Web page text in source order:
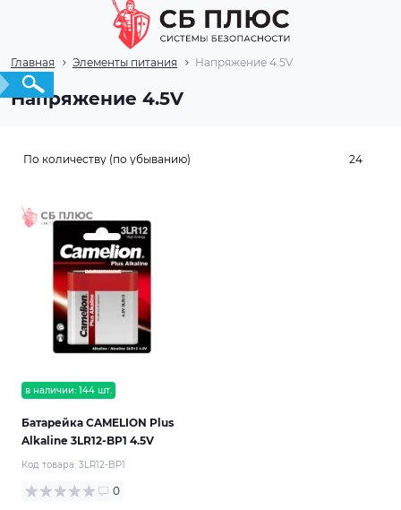
Главная Элементы питания Напряжение 4.5V
Напряжение 4.5V
в наличии: 144 шт.
Батарейка CAMELION Plus
Alkaline 3LR12-BP1 4.5V
Код товара: 3LR12-BP1
0